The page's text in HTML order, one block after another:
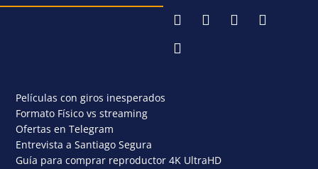
Películas con giros inesperados
Formato Físico vs streaming
Ofertas en Telegram
Entrevista a Santiago Segura
Guía para comprar reproductor 4K UltraHD